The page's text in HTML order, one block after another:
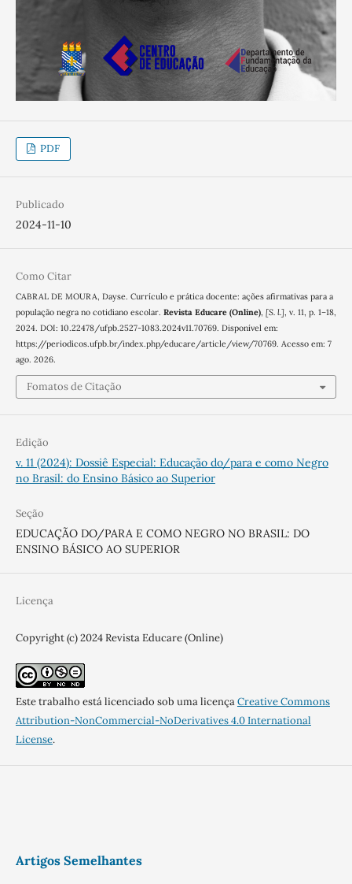
PDF
Publicado
2024-11-10
Como Citar
CABRAL DE MOURA, Dayse. Currículo e prática docente: ações afirmativas para a
população negra no cotidiano escolar. Revista Educare (Online), [S. l.], v. 11, p. 1–18,
2024. DOI: 10.22478/ufpb.2527-1083.2024v11.70769. Disponível em:
https://periodicos.ufpb.br/index.php/educare/article/view/70769. Acesso em: 7
ago. 2026.
Fomatos de Citação
Edição
v. 11 (2024): Dossiê Especial: Educação do/para e como Negro
no Brasil: do Ensino Básico ao Superior
Seção
EDUCAÇÃO DO/PARA E COMO NEGRO NO BRASIL: DO
ENSINO BÁSICO AO SUPERIOR
Licença
Copyright (c) 2024 Revista Educare (Online)
Este trabalho está licenciado sob uma licençaCreative Commons
Attribution-NonCommercial-NoDerivatives 4.0 International
License.
Artigos Semelhantes